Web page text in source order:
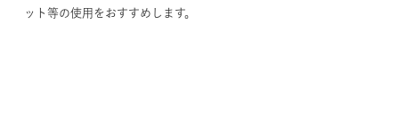
ット等の使用をおすすめします。